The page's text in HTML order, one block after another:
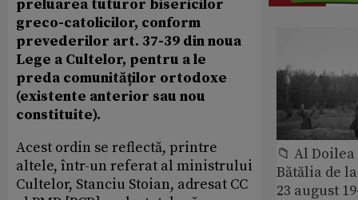
preluarea tuturor bisericilor
greco-catolicilor, conform
prevederilor art. 37-39 din noua
Lege a Cultelor, pentru a le
preda comunităților ortodoxe
(existente anterior sau nou
constituite).
Acest ordin se reflectă, printre
altele, într-un referat al ministrului
Cultelor, Stanciu Stoian, adresat CC
📁 Al
Bătălia de
23 august